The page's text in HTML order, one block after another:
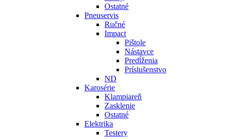
Ostatné
Pneuservis
Ručné
Impact
Pištole
Nástavce
Predĺženia
Príslušenstvo
ND
Karosérie
Klampiareň
Zasklenie
Ostatné
Elektrika
Testery